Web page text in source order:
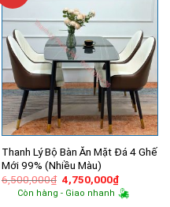
Thanh Lý Bộ Bàn Ăn Mặt Đá 4 Ghế
Mới 99% (Nhiều Màu)
6,500,000₫ Giá
gốc
là:
4,750,000₫Giá
hiện
tại
Còn hàng - Giao nhanh